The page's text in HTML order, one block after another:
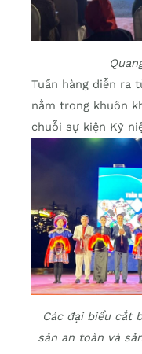
Tuần hàng diễn ra
nằm trong khuôn
chuỗi sự kiện Kỷ
Các đại biểu cắt
sản an toàn và